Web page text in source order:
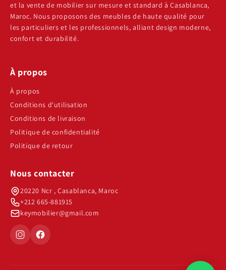
et la vente de mobilier sur mesure et standard à Casablanca,
Maroc. Nous proposons des meubles de haute qualité pour
les particuliers et les professionnels, alliant design moderne,
confort et durabilité.
À propos
À propos
Conditions d'utilisation
Conditions de livraison
Politique de confidentialité
Politique de retour
Nous contacter
20220 Ncr , Casablanca, Maroc
+212 665-881915
keymobilier@gmail.com